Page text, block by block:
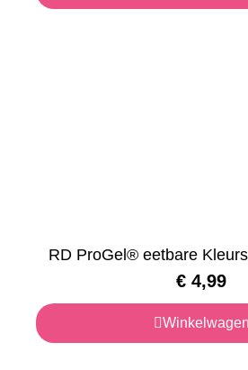
RD ProGel® eetbare
€ 4,99
Winkelwagen